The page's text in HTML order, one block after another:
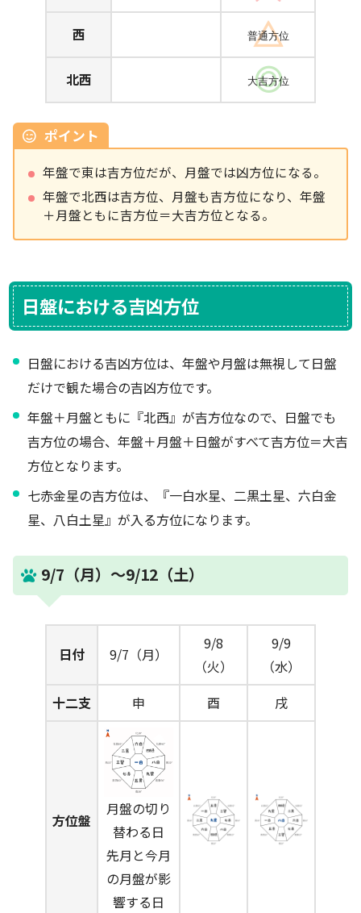
西 普通方位
北西 大吉方位
ポイント
年盤で東は吉方位だが、月盤では凶方位になる。
年盤で北西は吉方位、月盤も吉方位になり、年盤
＋月盤ともに吉方位＝大吉方位となる。
日盤における吉凶方位
日盤における吉凶方位は、年盤や月盤は無視して日盤
だけで観た場合の吉凶方位です。
年盤＋月盤ともに『北西』が吉方位なので、日盤でも
吉方位の場合、年盤＋月盤＋日盤がすべて吉方位＝大吉
方位となります。
七赤金星の吉方位は、『一白水星、二黒土星、六白金
星、八白土星』が入る方位になります。
9/7（月）～9/12（土）
日付 9/7（月）
9/8
（火）
9/9
（水）
十二支
申 酉 戌
方位盤
月盤の切り
替わる日
先月と今月
の月盤が影
響する日